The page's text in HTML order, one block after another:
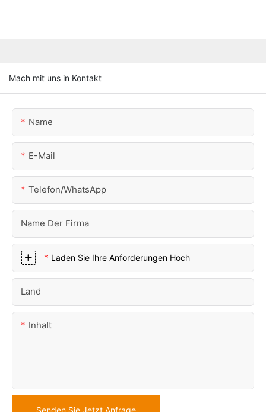
Mach mit uns in Kontakt
Name
E-Mail
Telefon/WhatsApp
Name Der Firma
Laden Sie Ihre Anforderungen Hoch
Land
Inhalt
Senden Sie Jetzt Anfrage